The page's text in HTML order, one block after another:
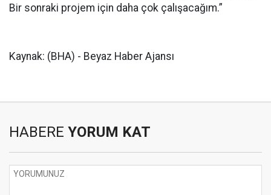
Bir sonraki projem için daha çok çalışacağım.”
Kaynak: (BHA) - Beyaz Haber Ajansı
HABERE YORUM KAT